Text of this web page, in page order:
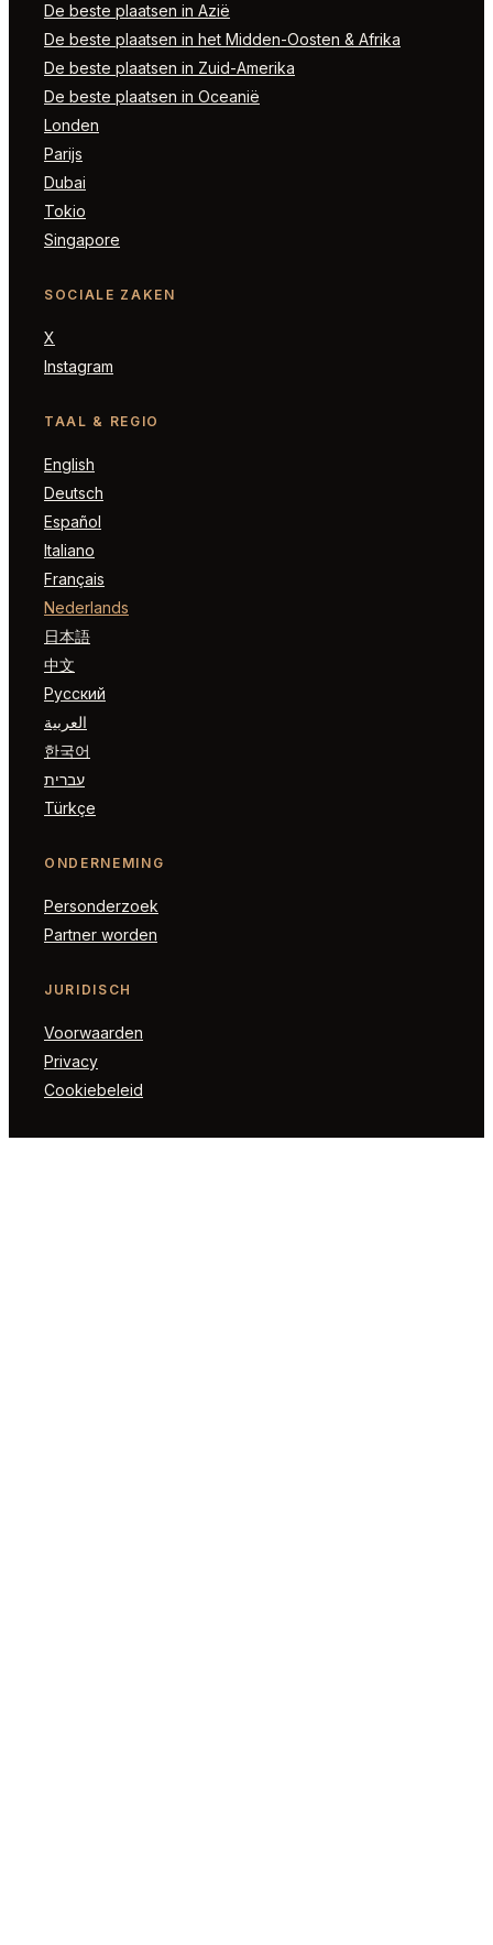
De beste plaatsen in Azië
De beste plaatsen in het Midden-Oosten & Afrika
De beste plaatsen in Zuid-Amerika
De beste plaatsen in Oceanië
Londen
Parijs
Dubai
Tokio
Singapore
SOCIALE ZAKEN
X
Instagram
TAAL & REGIO
English
Deutsch
Español
Italiano
Français
Nederlands
日本語
中文
Русский
العربية
한국어
עברית
Türkçe
ONDERNEMING
Personderzoek
Partner worden
JURIDISCH
Voorwaarden
Privacy
Cookiebeleid